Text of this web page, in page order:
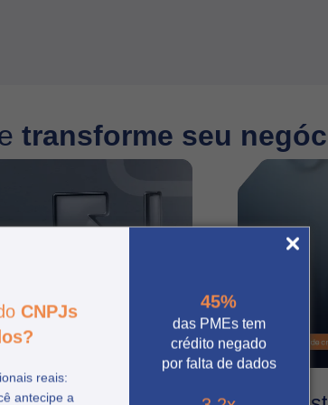
CNPJs
reais:
antecipe a
45%
das PMEs tem
crédito negado
por falta de dados
transforme seu